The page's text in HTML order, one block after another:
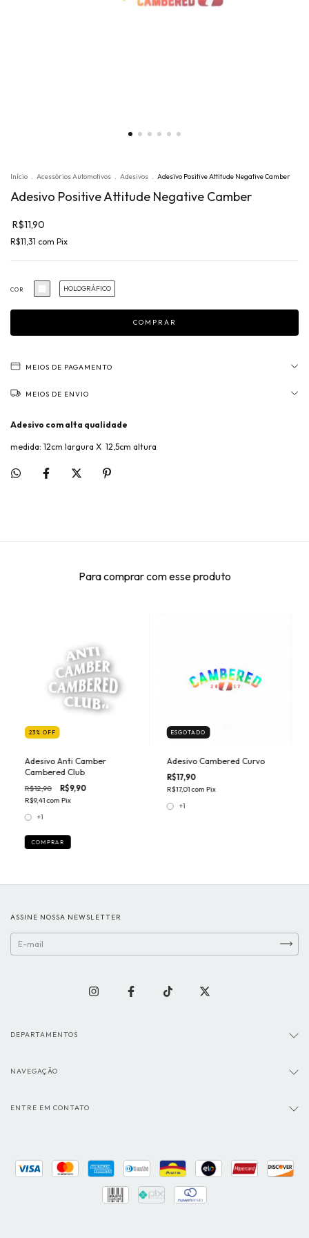
Início . Acessórios Automotivos . Adesivos . Adesivo Positive Attitude Negative Camber
Adesivo Positive Attitude Negative Camber
R$11,90
R$11,31 com Pix
COR HOLOGRÁFICO
MEIOS DE PAGAMENTO
MEIOS DE ENVIO
Adesivo com alta qualidade
medida: 12cm largura X 12,5cm altura
Para comprar com esse produto
23 % OFF
Adesivo Anti Camber
Cambered Club
R$12,90 R$9,90
R$9,41com Pix
+1
COMPRAR
ESGOTADO
Adesivo Cambered Curvo
R$17,90
R$17,01com Pix
+1
ASSINE NOSSA NEWSLETTER
DEPARTAMENTOS
NAVEGAÇÃO
ENTRE EM CONTATO